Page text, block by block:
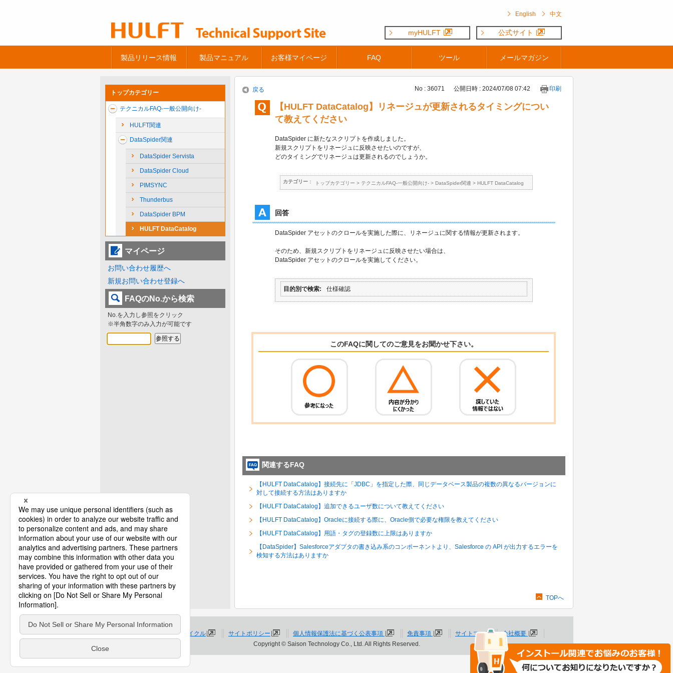
English 中文
製品リリース情報 製品マニュアル お客様マイページ FAQ ツール メールマガジン
myHULFT 公式サイト
トップカテゴリー
テクニカルFAQ-一般公開向け-
HULFT関連
DataSpider関連
DataSpider Servista
DataSpider Cloud
PIMSYNC
Thunderbus
DataSpider BPM
HULFT DataCatalog
マイページ
お問い合わせ履歴へ
新規お問い合わせ登録へ
FAQのNo.から検索
No.を入力し参照をクリック
※半角数字のみ入力が可能です
戻る No : 36071 公開日時 : 2024/07/08 07:42 印刷
【HULFT DataCatalog】リネージュが更新されるタイミングについ
て教えてください
DataSpider に新たなスクリプトを作成しました。
新規スクリプトをリネージュに反映させたいのですが、
どのタイミングでリネージュは更新されるのでしょうか。
カテゴリー : トップカテゴリー > テクニカルFAQ-一般公開向け-> DataSpider関連 > HULFT DataCatalog
回答
DataSpider アセットのクロールを実施した際に、リネージュに関する情報が更新されます。
そのため、新規スクリプトをリネージュに反映させたい場合は、
DataSpider アセットのクロールを実施してください。
目的別で検索 仕様確認
このFAQに関してのご意見をお聞かせ下さい。
関連するFAQ
【HULFT DataCatalog】接続先に「JDBC」を指定した際、同じデータベース製品の複数の異なるバージョンに
対して接続する方法はありますか
【HULFT DataCatalog】追加できるユーザ数について教えてください
【HULFT DataCatalog】Oracleに接続する際に、Oracle側で必要な権限を教えてください
【HULFT DataCatalog】用語・タグの登録数に上限はありますか
【DataSpider】Salesforceアダプタの書き込み系のコンポーネントより、Salesforce の API が出力するエラーを
検知する方法はありますか
TOPへ
プロダクトライフサイクル サイトポリシー 個人情報保護法に基づく公表事項 免責事項 サイトマップ
会社概要
Copyright © Saison Technology Co., Ltd. All Rights Reserved.